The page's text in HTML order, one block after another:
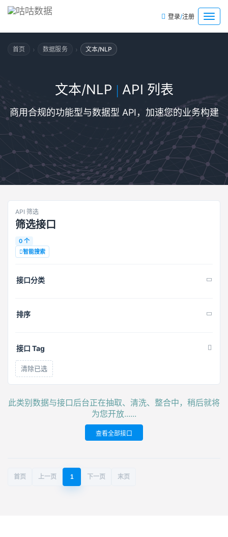
菜
单
登录/注册
首页 › 数据服务 › 文本/NLP
文本/NLP | API 列表
商用合规的功能型与数据型 API，加速您的业务构建
API 筛选
筛选接口
0 个
智能搜索
接口分类
排序
接口 Tag
清除已选
此类别数据与接口后台正在抽取、清洗、整合中，稍后就将
为您开放......
查看全部接口
首页 上一页 1 下一页 末页